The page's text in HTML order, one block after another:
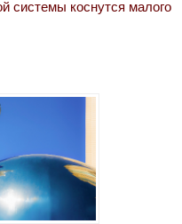
системы коснутся малого